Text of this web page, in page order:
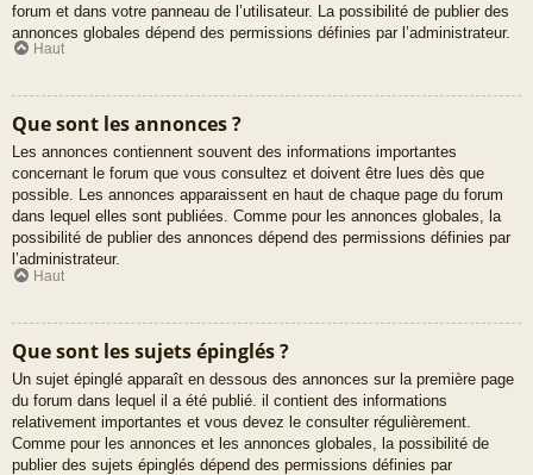
forum et dans votre panneau de l’utilisateur. La possibilité de publier des
annonces globales dépend des permissions définies par l’administrateur.
Haut
Que sont les annonces ?
Les annonces contiennent souvent des informations importantes
concernant le forum que vous consultez et doivent être lues dès que
possible. Les annonces apparaissent en haut de chaque page du forum
dans lequel elles sont publiées. Comme pour les annonces globales, la
possibilité de publier des annonces dépend des permissions définies par
l’administrateur.
Haut
Que sont les sujets épinglés ?
Un sujet épinglé apparaît en dessous des annonces sur la première page
du forum dans lequel il a été publié. il contient des informations
relativement importantes et vous devez le consulter régulièrement.
Comme pour les annonces et les annonces globales, la possibilité de
publier des sujets épinglés dépend des permissions définies par